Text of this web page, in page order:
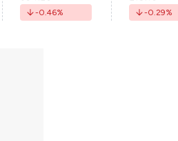
-0.46% -0.29%